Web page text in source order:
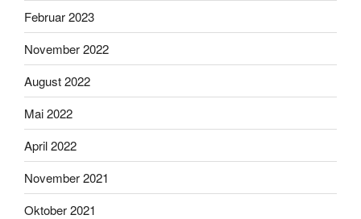
Februar 2023
November 2022
August 2022
Mai 2022
April 2022
November 2021
Oktober 2021